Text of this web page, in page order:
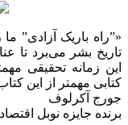
«”راه باریک آزادی”
تاریخ بشر می‌برد تا
این زمانه تحقیقی
کتابی مهمتر از این
جورج آکرلوف
برنده جایزه نوبل اقتصاد ۲۰۰۱